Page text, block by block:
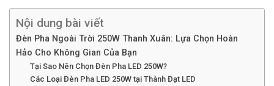
Nội dung bài viết
Đèn Pha Ngoài Trời 250W Thanh Xuân: Lựa Chọn Hoàn
Hảo Cho Không Gian Của Bạn
Tại Sao Nên Chọn Đèn Pha LED 250W?
Các Loại Đèn Pha LED 250W tại Thành Đạt LED